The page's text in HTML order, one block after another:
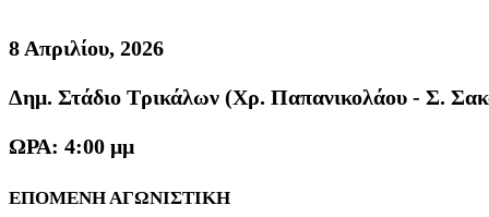
8 Απριλίου, 2026
Δημ. Στάδιο Τρικάλων (Χρ. Παπανικολάου - Σ.
ΩΡΑ: 4:00 μμ
ΕΠΟΜΕΝΗ ΑΓΩΝΙΣΤΙΚΗ